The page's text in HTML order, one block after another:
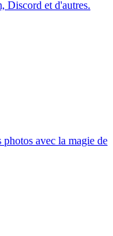
Discord et d'autres.
avec la magie de